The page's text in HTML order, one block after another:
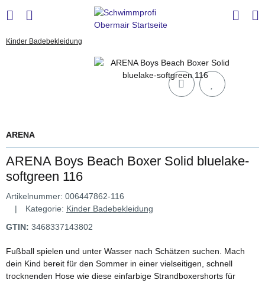
Kinder Badebekleidung
ARENA
ARENA Boys Beach Boxer Solid bluelake-
softgreen 116
Artikelnummer: 006447862-116
Kategorie: Kinder Badebekleidung
GTIN: 3468337143802
Fußball spielen und unter Wasser nach Schätzen suchen. Mach
dein Kind bereit für den Sommer in einer vielseitigen, schnell
trocknenden Hose wie diese einfarbige Strandboxershorts für